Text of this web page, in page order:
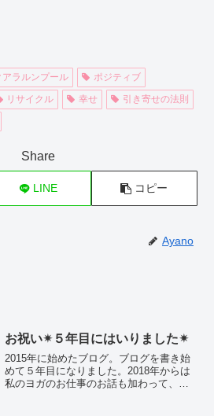
アラルンプール
ポジティブ
リサイクル 幸せ
引き寄せの法則
Share
LINE コピー
Ayano
お祝い✴５年目にはいりました✴
2015年に始めたブログ。ブログを書き始
めて５年目になりました。2018年からは
私のヨガのお仕事のお話も加わって、更